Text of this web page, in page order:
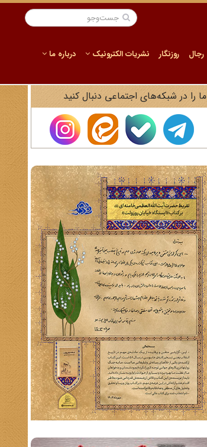
رجال روزنگار نشریات الکترونیک درباره ما
ما را در شبکه‌های اجتماعی دنبال کنید